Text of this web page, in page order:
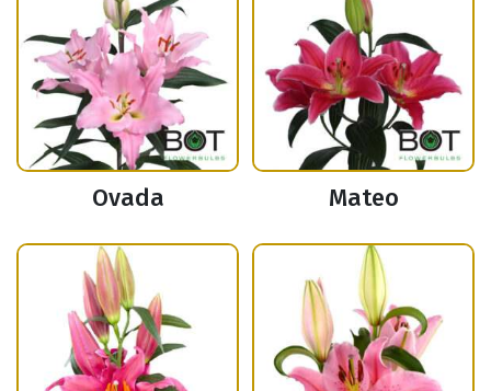
Ovada Mateo